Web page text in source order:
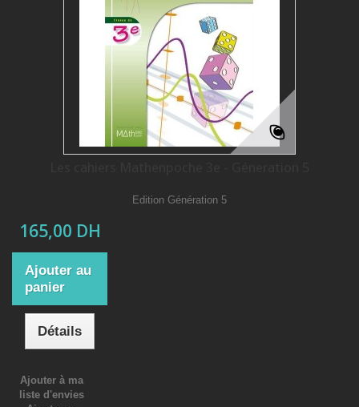
Edition Génération 5
165,00 DH
Ajouter au
panier
Détails
Ajouter à ma
liste d'envies